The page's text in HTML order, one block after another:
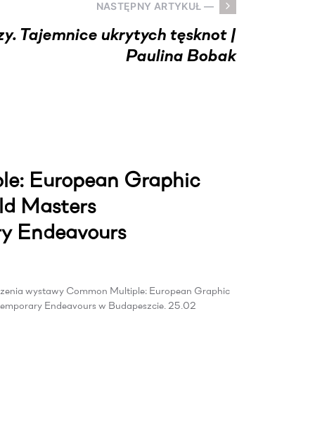
NASTĘPNY ARTYKUŁ —
Tajemnice ukrytych tęsknot |
Paulina Bobak
European Graphic
Masters
Endeavours
wystawy Common Multiple: European Graphic
Endeavours w Budapeszcie. 25.02